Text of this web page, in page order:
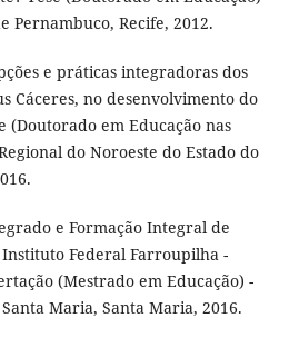
Pernambuco, Recife, 2012.
e práticas integradoras dos
Cáceres, no desenvolvimento do
em Educação nas
do Noroeste do Estado do
e Formação Integral de
Instituto Federal Farroupilha -
(Mestrado em Educação) -
Maria, Santa Maria, 2016.